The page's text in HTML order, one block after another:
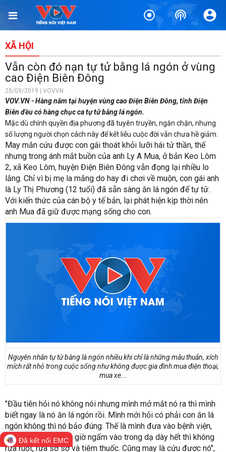
XÃ HỘI
Vẫn còn đó nạn tự tử bằng lá ngón ở vùng
cao Điện Biên Đông
25/09/2019 | VOVVN
VOV.VN - Hàng năm tại huyện vùng cao Điện Biên Đông, tỉnh Điện
Biên đều có hàng chục ca tự tử bằng lá ngón.
Mặc dù chính quyền địa phương đã tuyên truyền, ngăn chặn, nhưng
số lượng người chọn cách này để kết liễu cuộc đời vẫn chưa hề giảm.
May mắn cứu được con gái thoát khỏi lưỡi hái tử thần, thế
nhưng trong ánh mắt buồn của anh Ly A Mua, ở bản Keo Lôm
2, xã Keo Lôm, huyện Điện Biên Đông vẫn đọng lại nhiều lo
lắng. Chỉ vì bị mẹ la mắng do hay đi chơi về muộn, con gái anh
là Ly Thị Phương (12 tuổi) đã sẵn sàng ăn lá ngón để tự tử.
Với kiến thức của cán bộ y tế bản, lại phát hiện kịp thời nên
anh Mua đã giữ được mạng sống cho con.
Nguyên nhân tự tử bằng là ngón nhiều khi chỉ là những mâu thuẫn, xích
mích rất nhỏ trong cuộc sống như không được gia đình mua điện thoại,
mua xe...
"Đầu tiên hỏi nó không nói nhưng mình mở mắt nó ra thì mình
biết ngay là nó ăn lá ngón rồi. Mình mới hỏi có phải con ăn lá
ngón không thì nó bảo đúng. Thế là mình đưa vào bệnh viện,
các bác sỹ bảo bây giờ ngấm vào trong dạ dày hết thì không
rửa ruột, rửa sơ sơ và tiêm thuốc. Cũng may là cứu được nó",
Đã kết nối EMC